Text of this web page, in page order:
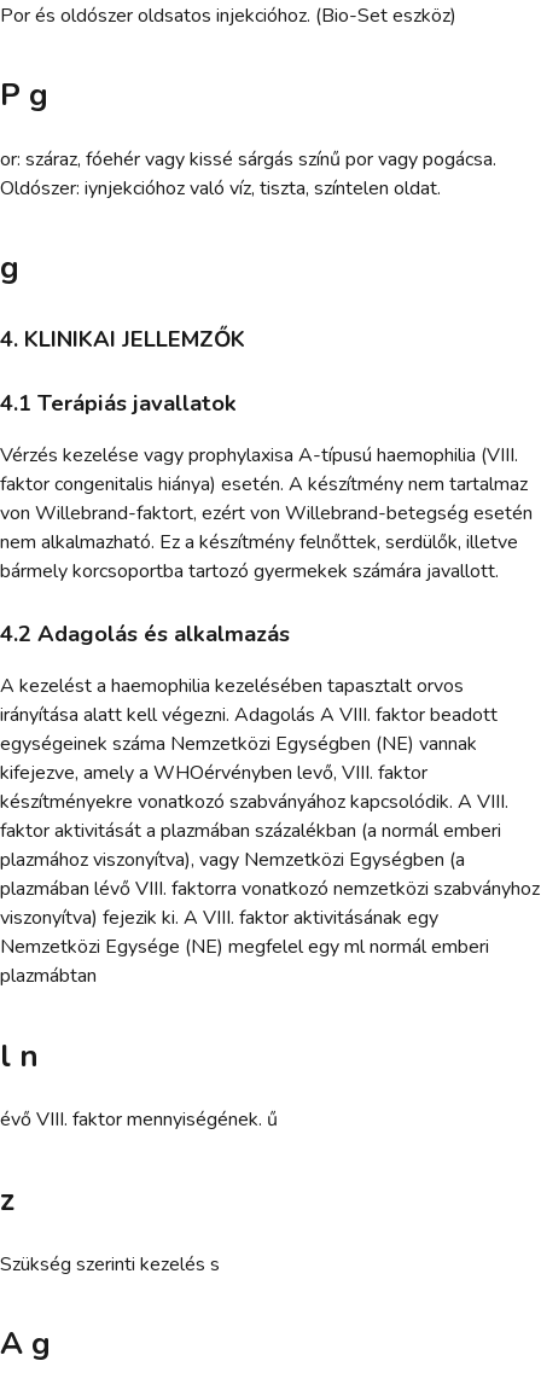
Por és oldószer oldsatos injekcióhoz. (Bio-Set eszköz)
P g
or: száraz, fóehér vagy kissé sárgás színű por vagy pogácsa.
Oldószer: iynjekcióhoz való víz, tiszta, színtelen oldat.
g
4. KLINIKAI JELLEMZŐK
4.1 Terápiás javallatok
Vérzés kezelése vagy prophylaxisa A-típusú haemophilia (VIII.
faktor congenitalis hiánya) esetén. A készítmény nem tartalmaz
von Willebrand-faktort, ezért von Willebrand-betegség esetén
nem alkalmazható. Ez a készítmény felnőttek, serdülők, illetve
bármely korcsoportba tartozó gyermekek számára javallott.
4.2 Adagolás és alkalmazás
A kezelést a haemophilia kezelésében tapasztalt orvos
irányítása alatt kell végezni. Adagolás A VIII. faktor beadott
egységeinek száma Nemzetközi Egységben (NE) vannak
kifejezve, amely a WHOérvényben levő, VIII. faktor
készítményekre vonatkozó szabványához kapcsolódik. A VIII.
faktor aktivitását a plazmában százalékban (a normál emberi
plazmához viszonyítva), vagy Nemzetközi Egységben (a
plazmában lévő VIII. faktorra vonatkozó nemzetközi szabványhoz
viszonyítva) fejezik ki. A VIII. faktor aktivitásának egy
Nemzetközi Egysége (NE) megfelel egy ml normál emberi
plazmábtan
l n
évő VIII. faktor mennyiségének. ű
z
Szükség szerinti kezelés s
A g